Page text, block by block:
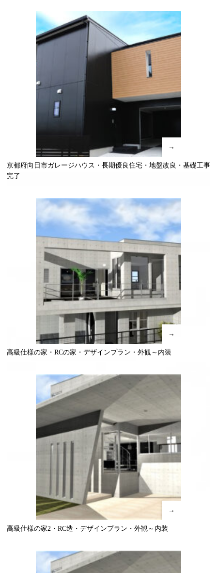
→
京都府向日市ガレージハウス・長期優良住宅・地盤改良・基礎工事
完了
→
高級仕様の家・RCの家・デザインプラン・外観～内装
→
高級仕様の家2・RC造・デザインプラン・外観～内装